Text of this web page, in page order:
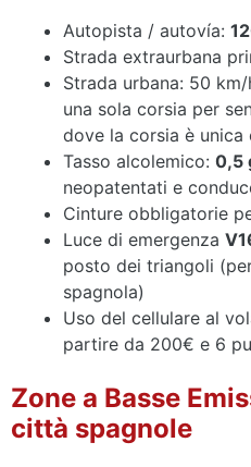
Autopista / autovía:
Strada extraurbana
Strada urbana: 50
una sola corsia per
dove la corsia è
Tasso alcolemico: 0,5
neopatentati e
Cinture obbligatorie
Luce di emergenza
posto dei triangoli
spagnola)
Uso del cellulare al
partire da 200€ e 6
Zone a Basse
città spagnole